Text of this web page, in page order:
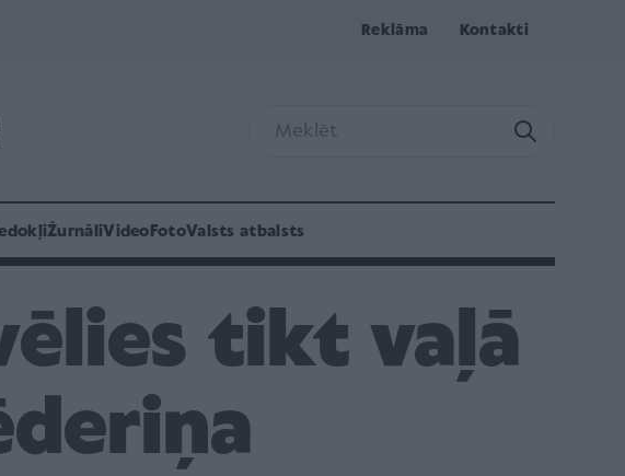
Reklāma Kontakti
ŽurnāliVideo FotoValsts atbalsts
tikt vaļā